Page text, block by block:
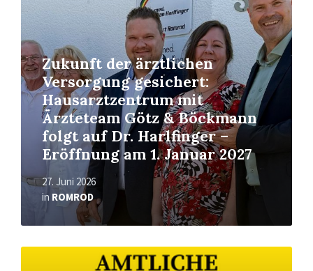
Zukunft der ärztlichen
Versorgung gesichert:
Hausarztzentrum mit
Ärzteteam Götz & Böckmann
folgt auf Dr. Harlfinger –
Eröffnung am 1. Januar 2027
27. Juni 2026
in ROMROD
Read